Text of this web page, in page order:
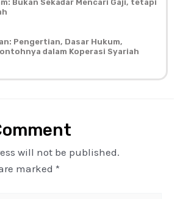
Bukan Sekadar Mencari Gaji, tetapi
Pengertian, Dasar Hukum,
dalam Koperasi Syariah
will not be published.
marked *